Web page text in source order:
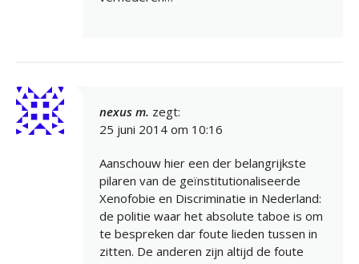
nexus m. zegt:
25 juni 2014 om 10:16
Aanschouw hier een der belangrijkste
pilaren van de geïnstitutionaliseerde
Xenofobie en Discriminatie in Nederland:
de politie waar het absolute taboe is om
te bespreken dar foute lieden tussen in
zitten. De anderen zijn altijd de foute